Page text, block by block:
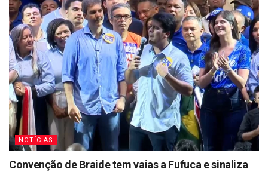
NOTÍCIAS
Convenção de Braide tem vaias a Fufuca e sinaliza